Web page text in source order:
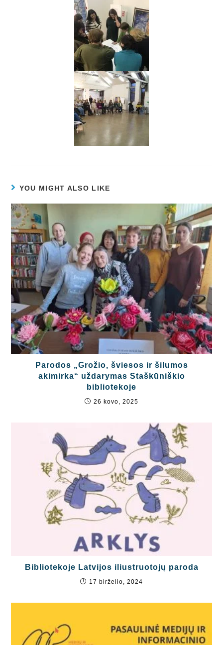
YOU MIGHT ALSO LIKE
Parodos „Grožio, šviesos ir šilumos
akimirka“ uždarymas Staškūniškio
bibliotekoje
26 kovo, 2025
Bibliotekoje Latvijos iliustruotojų paroda
17 birželio, 2024